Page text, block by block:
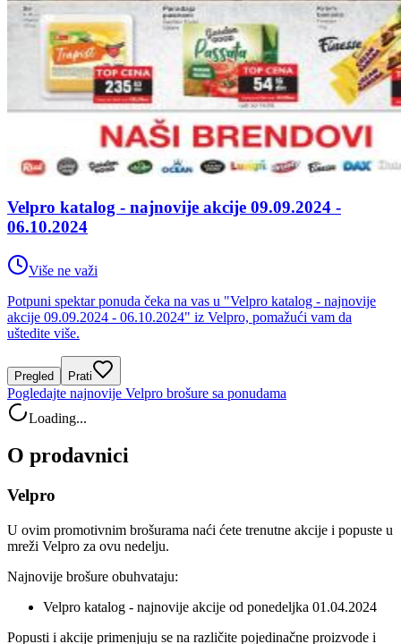
Velpro katalog - najnovije akcije 09.09.2024 -
06.10.2024
Više ne važi
Potpuni spektar ponuda čeka na vas u "Velpro katalog - najnovije
akcije 09.09.2024 - 06.10.2024" iz Velpro, pomažući vam da
uštedite više.
Pregled Prati
Pogledajte najnovije Velpro brošure sa ponudama
Loading...
O prodavnici
Velpro
U ovim promotivnim brošurama naći ćete trenutne akcije i popuste u
mreži Velpro za ovu nedelju.
Najnovije brošure obuhvataju:
Velpro katalog - najnovije akcije od ponedeljka 01.04.2024
Popusti i akcije primenjuju se na različite pojedinačne proizvode i